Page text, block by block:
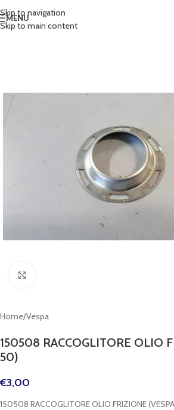
Skip to navigation
Skip to main content
MENU
Home/Vespa
150508 RACCOGLITORE OLIO
50)
€3,00
150508 RACCOGLITORE OLIO FRIZIONE